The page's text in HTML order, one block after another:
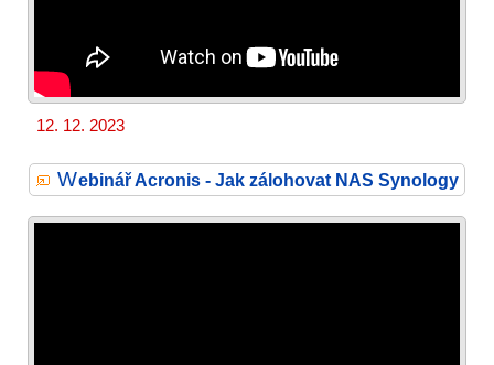
12. 12. 2023
Webinář Acronis - Jak zálohovat NAS Synology